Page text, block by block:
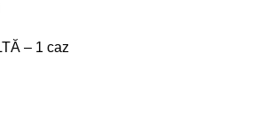
– 1 caz